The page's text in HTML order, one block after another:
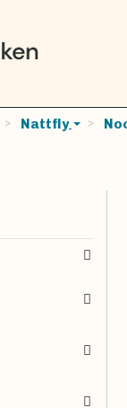
Nattfly